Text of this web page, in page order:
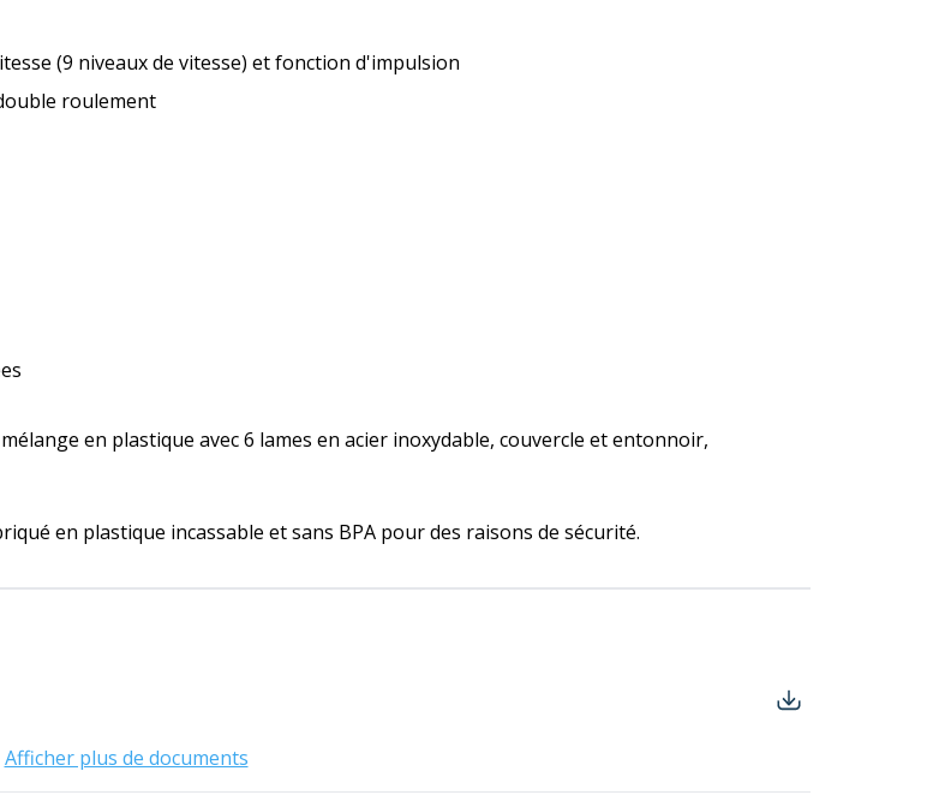
(9 niveaux de vitesse) et fonction d'impulsion
roulement
en plastique avec 6 lames en acier inoxydable, couvercle et entonnoir,
en plastique incassable et sans BPA pour des raisons de sécurité.
Afficher plus de documents